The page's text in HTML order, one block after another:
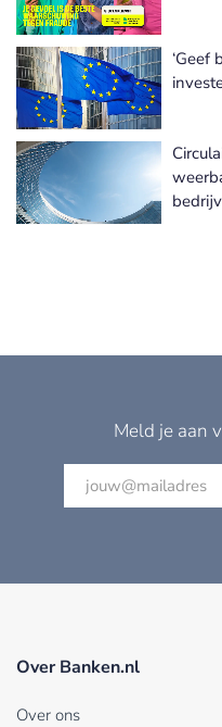
‘Geef
Meld je aan
Over Banken.nl
Over ons